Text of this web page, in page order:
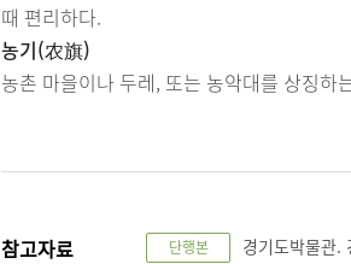
때 편리하다.
농기(农旗)
농촌 마을이나 두레, 또는 농악대를 상징하
참고자료 단행본 경기도박물관